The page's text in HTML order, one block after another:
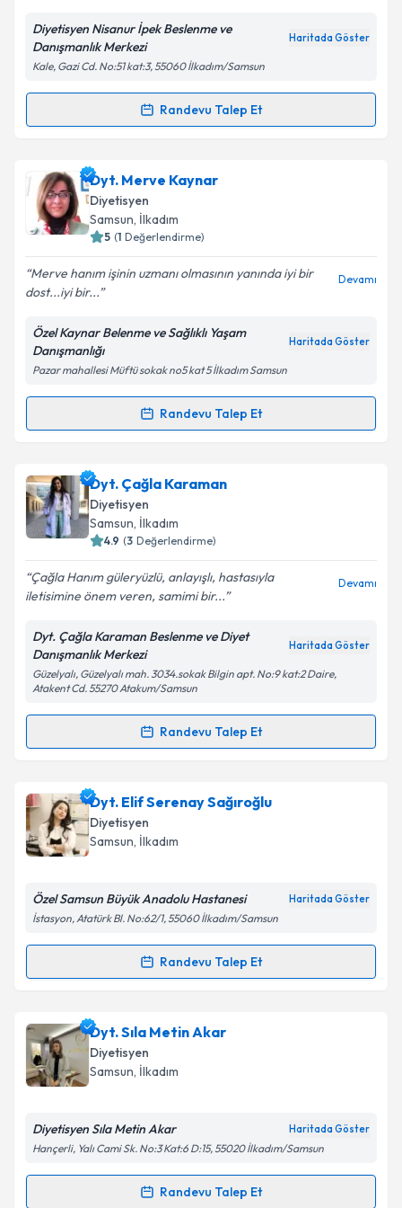
Kişisel verilerimin işlenmesine ilişkinAydınlatma
'ni okudum ve kişisel verilerimin belirtilen
kapsamda işlenmesini kabul ediyorum.
Takvim Talebini Gönder
Diyetisyen Nisanur İpek Beslenme ve
Danışmanlık Merkezi
Haritada Göster
Kale, Gazi Cd. No:51 kat:3, 55060 İlkadım/Samsun
Randevu Talep Et
Randevu Takvimi Talebi
Dyt. Nisanur İpek için randevu takvimi talebi
oluşturun. Size bu uzmandan randevu almanız için bir
takvim hazırlandığında e-posta ile bilgilendireceğiz.
Kişisel verilerimin işlenmesine ilişkin
Aydınlatma
Metni
kapsamda işlenmesini kabul ediyorum.
Takvim Talebini Gönder
Dyt. Merve Kaynar
Diyetisyen
Samsun, İlkadım
5 (1 Değerlendirme)
Merve hanım işinin uzmanı olmasının yanında iyi bir
dost...iyi bir...
Devamı
Özel Kaynar Belenme ve Sağlıklı Yaşam
Danışmanlığı
Haritada Göster
Pazar mahallesi Müftü sokak no5 kat 5 İlkadım Samsun
Randevu Talep Et
Randevu Takvimi Talebi
Dyt. Merve Kaynariçin randevu takvimi talebi
oluşturun. Size bu uzmandan randevu almanız için bir
takvim hazırlandığında e-posta ile bilgilendireceğiz.
Kişisel verilerimin işlenmesine ilişkin
Aydınlatma
Metni'ni okudum ve kişisel verilerimin belirtilen
kapsamda işlenmesini kabul ediyorum.
Takvim Talebini Gönder
Dyt. Çağla Karaman
Diyetisyen
Samsun, İlkadım
4.9 (3 Değerlendirme)
Çağla Hanım güleryüzlü, anlayışlı, hastasıyla
iletisimine önem veren, samimi bir...
Devamı
Dyt. Çağla Karaman Beslenme ve Diyet
Danışmanlık Merkezi
Haritada Göster
Güzelyalı, Güzelyalı mah. 3034.sokak Bilgin apt. No:9 kat:2 Daire,
Atakent Cd. 55270 Atakum/Samsun
Randevu Talep Et
Randevu Takvimi Talebi
Dyt. Çağla Karamaniçin randevu takvimi talebi
oluşturun. Size bu uzmandan randevu almanız için bir
takvim hazırlandığında e-posta ile bilgilendireceğiz.
Kişisel verilerimin işlenmesine ilişkin
Metni'ni okudum ve kişisel verilerimin belirtilen
Takvim Talebini Gönder
Dyt. Elif Serenay Sağıroğlu
Diyetisyen
Samsun, İlkadım
Özel Samsun Büyük Anadolu Hastanesi Haritada Göster
İstasyon, Atatürk Bl. No:62/1, 55060 İlkadım/Samsun
Randevu Talep Et
Randevu Takvimi Talebi
Dyt. Elif Serenay Sağıroğlu
talebi oluşturun. Size bu uzmandan randevu almanız
için bir takvim hazırlandığında e-posta ile
bilgilendireceğiz.
Dyt. Sıla Metin Akar
Diyetisyen
Samsun, İlkadım
Diyetisyen Sıla Metin Akar Haritada Göster
Hançerli, Yalı Cami Sk. No:3 Kat:6 D:15, 55020 İlkadım/Samsun
Randevu Talep Et
Randevu Takvimi Talebi